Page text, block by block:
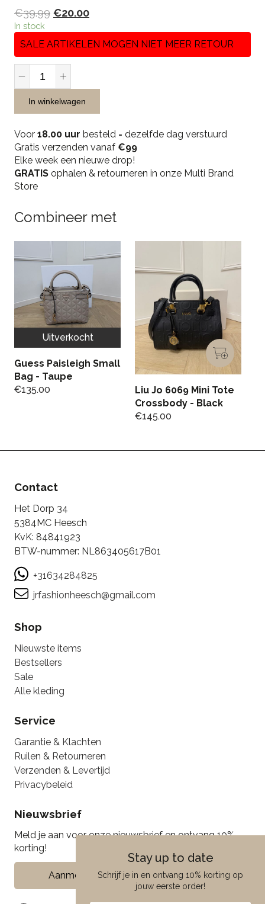
€39.99 €20.00
In stock
SALE ARTIKELEN MOGEN NIET MEER RETOUR
Josh
Yelle
-
Gold
quantity
In winkelwagen
Voor 18.00 uur besteld = dezelfde dag verstuurd
Gratis verzenden vanaf €99
Elke week een nieuwe drop!
GRATIS ophalen & retourneren in onze Multi Brand
Store
Combineer met
Uitverkocht
Guess Paisleigh Small
Bag - Taupe
€135.00
Liu Jo 6069 Mini Tote
Crossbody - Black
€145.00
Stay up to date
Schrijf je in en ontvang 10% korting op
jouw eerste order!
Contact
Het Dorp 34
5384MC Heesch
KvK: 84841923
BTW-nummer: NL863405617B01
+31634284825
jrfashionheesch@gmail.com
Shop
Nieuwste items
Bestsellers
Sale
Alle kleding
Service
Garantie & Klachten
Ruilen & Retourneren
Verzenden & Levertijd
Privacybeleid
Nieuwsbrief
Meld je aan voor onze nieuwsbrief en ontvang 10%
korting!
Aanmelden